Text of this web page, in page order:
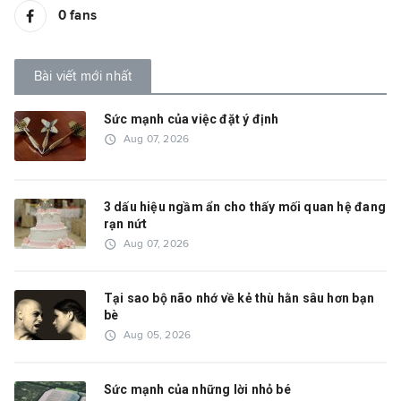
0fans
Bài viết mới nhất
Sức mạnh của việc đặt ý định
access_time Aug 07, 2026
3 dấu hiệu ngầm ẩn cho thấy mối quan hệ đang
rạn nứt
access_time Aug 07, 2026
Tại sao bộ não nhớ về kẻ thù hằn sâu hơn bạn
bè
access_time Aug 05, 2026
Sức mạnh của những lời nhỏ bé